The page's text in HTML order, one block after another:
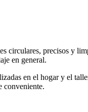
precisos y
en general.
en el hogar y el
conveniente.